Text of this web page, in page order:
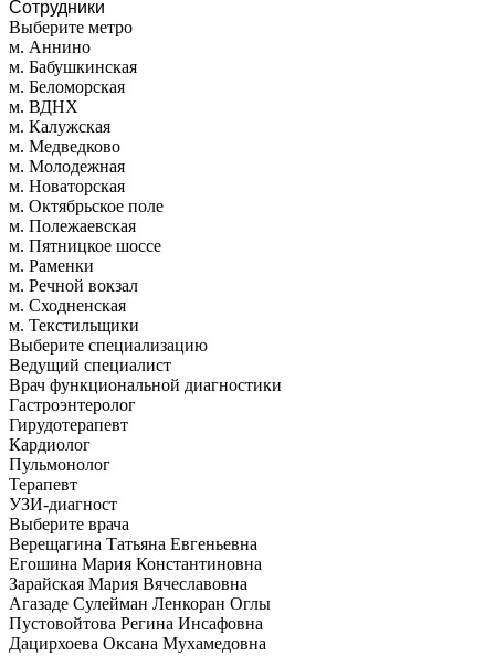
Сотрудники
Выберите метро
м. Аннино
м. Бабушкинская
м. Беломорская
м. ВДНХ
м. Калужская
м. Медведково
м. Молодежная
м. Новаторская
м. Октябрьское поле
м. Полежаевская
м. Пятницкое шоссе
м. Раменки
м. Речной вокзал
м. Сходненская
м. Текстильщики
Выберите специализацию
Ведущий специалист
Врач функциональной диагностики
Гастроэнтеролог
Гирудотерапевт
Кардиолог
Пульмонолог
Терапевт
УЗИ-диагност
Выберите врача
Верещагина Татьяна Евгеньевна
Егошина Мария Константиновна
Зарайская Мария Вячеславовна
Агазаде Сулейман Ленкоран Оглы
Пустовойтова Регина Инсафовна
Дацирхоева Оксана Мухамедовна